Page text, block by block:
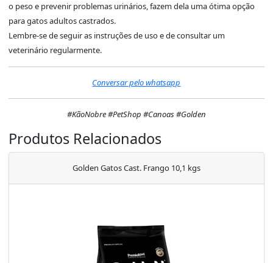
o peso e prevenir problemas urinários, fazem dela uma ótima opção
para gatos adultos castrados.
Lembre-se de seguir as instruções de uso e de consultar um
veterinário regularmente.
Conversar pelo whatsapp
#KãoNobre #PetShop #Canoas #Golden
Produtos Relacionados
Golden Gatos Cast. Frango 10,1 kgs